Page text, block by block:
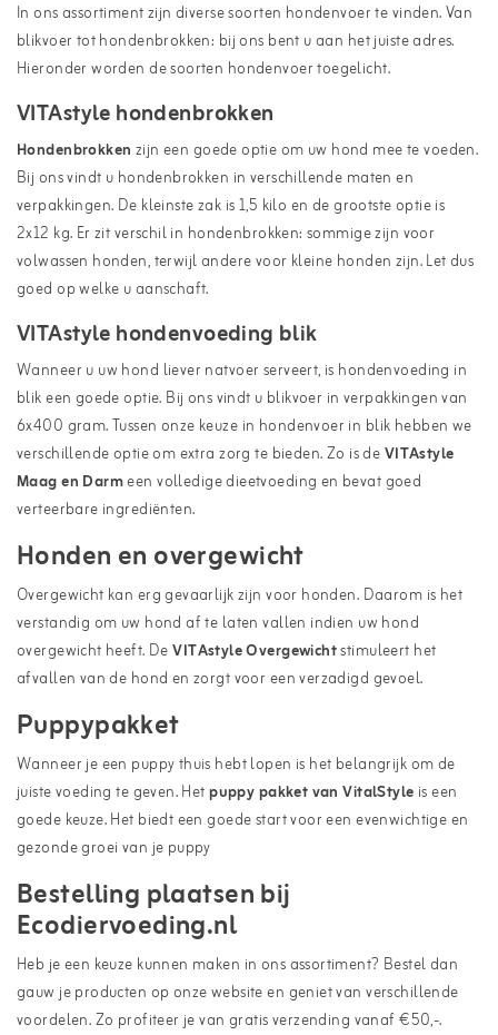
In ons assortiment zijn diverse soorten hondenvoer te vinden. Van
blikvoer tot hondenbrokken: bij ons bent u aan het juiste adres.
Hieronder worden de soorten hondenvoer toegelicht.
VITAstyle hondenbrokken
Hondenbrokken zijn een goede optie om uw hond mee te voeden.
Bij ons vindt u hondenbrokken in verschillende maten en
verpakkingen. De kleinste zak is 1,5 kilo en de grootste optie is
2x12 kg. Er zit verschil in hondenbrokken: sommige zijn voor
volwassen honden, terwijl andere voor kleine honden zijn. Let dus
goed op welke u aanschaft.
VITAstyle hondenvoeding blik
Wanneer u uw hond liever natvoer serveert, is hondenvoeding in
blik een goede optie. Bij ons vindt u blikvoer in verpakkingen van
6x400 gram. Tussen onze keuze in hondenvoer in blik hebben we
verschillende optie om extra zorg te bieden. Zo is deVITAstyle
Maag en Darmeen volledige dieetvoeding en bevat goed
verteerbare ingrediënten.
Honden en overgewicht
Overgewicht kan erg gevaarlijk zijn voor honden. Daarom is het
verstandig om uw hond af te laten vallen indien uw hond
overgewicht heeft. DeVITAstyle Overgewichtstimuleert het
afvallen van de hond en zorgt voor een verzadigd gevoel.
Puppypakket
Wanneer je een puppy thuis hebt lopen is het belangrijk om de
juiste voeding te geven. Hetpuppy pakket van VitalStyle is een
goede keuze. Het biedt een goede start voor een evenwichtige en
gezonde groei van je puppy
Bestelling plaatsen bij
Ecodiervoeding.nl
Heb je een keuze kunnen maken in ons assortiment? Bestel dan
gauw je producten op onze website en geniet van verschillende
voordelen. Zo profiteer je van gratis verzending vanaf €50,-.